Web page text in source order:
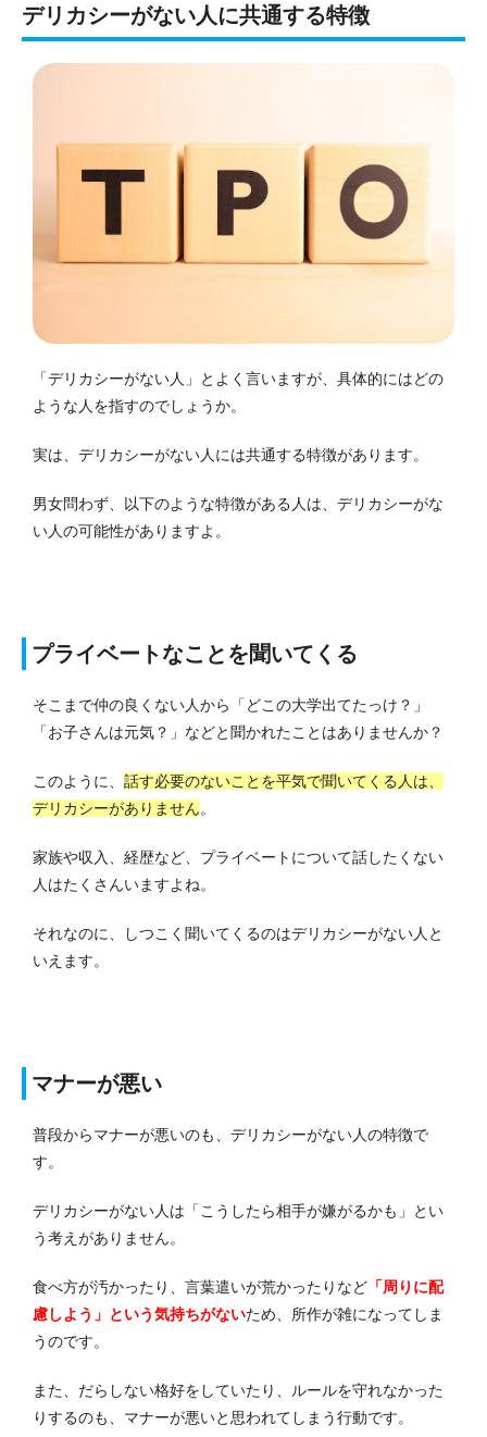
デリカシーがない人に共通する特徴
「デリカシーがない人」とよく言いますが、具体的にはどの
ような人を指すのでしょうか。
実は、デリカシーがない人には共通する特徴があります。
男女問わず、以下のような特徴がある人は、デリカシーがな
い人の可能性がありますよ。
プライベートなことを聞いてくる
そこまで仲の良くない人から「どこの大学出てたっけ？」
「お子さんは元気？」などと聞かれたことはありませんか？
このように、 話す必要のないことを平気で聞いてくる人は、
デリカシーがありません。
家族や収入、経歴など、プライベートについて話したくない
人はたくさんいますよね。
それなのに、しつこく聞いてくるのはデリカシーがない人と
いえます。
マナーが悪い
普段からマナーが悪いのも、デリカシーがない人の特徴で
す。
デリカシーがない人は「こうしたら相手が嫌がるかも」とい
う考えがありません。
食べ方が汚かったり、言葉遣いが荒かったりなど 「周りに配
慮しよう」という気持ちがないため、所作が雑になってしま
うのです。
また、だらしない格好をしていたり、ルールを守れなかった
りするのも、マナーが悪いと思われてしまう行動です。